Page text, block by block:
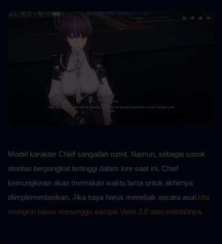
Model karakter Chief sangatlah rumit. Namun, sebagai sosok
otoritas berpangkat tertinggi dalam lore saat ini, Chief
kemungkinan akan memakan waktu lama untuk akhirnya
diimplementasikan. Jika saya harus menebak secara asal,kita
mungkin harus menunggu sampai Versi 2.0 atau setelahnya.